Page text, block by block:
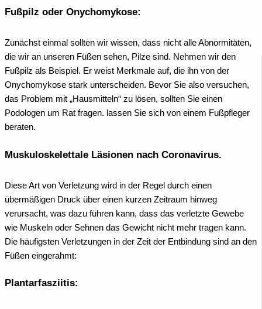
Fußpilz oder Onychomykose:
Zunächst einmal sollten wir wissen, dass nicht alle Abnormitäten,
die wir an unseren Füßen sehen, Pilze sind. Nehmen wir den
Fußpilz als Beispiel. Er weist Merkmale auf, die ihn von der
Onychomykose stark unterscheiden. Bevor Sie also versuchen,
das Problem mit „Hausmitteln“ zu lösen, sollten Sie einen
Podologen um Rat fragen. lassen Sie sich von einem Fußpfleger
beraten.
Muskuloskelettale Läsionen nach Coronavirus.
Diese Art von Verletzung wird in der Regel durch einen
übermäßigen Druck über einen kurzen Zeitraum hinweg
verursacht, was dazu führen kann, dass das verletzte Gewebe
wie Muskeln oder Sehnen das Gewicht nicht mehr tragen kann.
Die häufigsten Verletzungen in der Zeit der Entbindung sind an den
Füßen eingerahmt:
Plantarfasziitis: